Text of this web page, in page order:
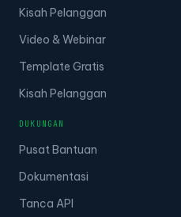
Kisah Pelanggan
Video & Webinar
Template Gratis
Kisah Pelanggan
DUKUNGAN
Pusat Bantuan
Dokumentasi
Tanca API